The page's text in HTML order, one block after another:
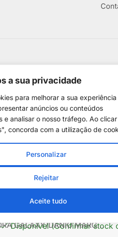
a sua privacidade
para melhorar a sua
anúncios ou conteúdos
e analisar o nosso tráfego. Ao
concorda com a utilização de
Personalizar
Rejeitar
Aceite tudo
Copyright ©
Centro
GALAXY/DANIO MARG...
Disponível (Confirmar stock